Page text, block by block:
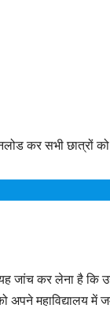
कर सभी छात्रों
जांच कर लेना है कि
अपने महाविद्यालय में